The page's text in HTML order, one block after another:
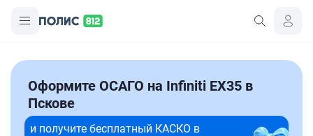
Оформите ОСАГО на Infiniti EX35 в
Пскове
и получите бесплатный КАСКО в